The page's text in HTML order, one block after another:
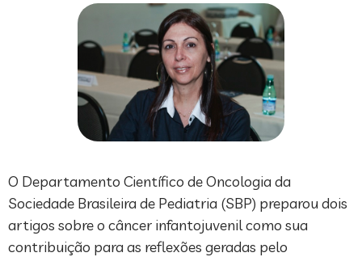
O Departamento Científico de Oncologia da
Sociedade Brasileira de Pediatria (SBP) preparou dois
artigos sobre o câncer infantojuvenil como sua
contribuição para as reflexões geradas pelo